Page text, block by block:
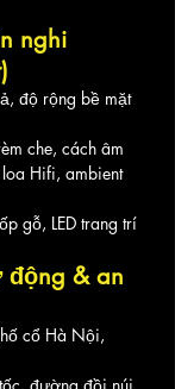
nghi
độ rộng bề mặt
che, cách âm
Hifi, ambient
gỗ, LED trang trí
động & an
cổ Hà Nội,